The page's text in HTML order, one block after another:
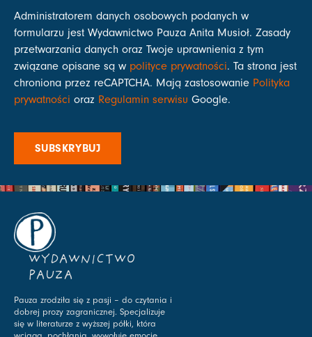
Administratorem danych osobowych podanych w
formularzu jest Wydawnictwo Pauza Anita Musioł. Zasady
przetwarzania danych oraz Twoje uprawnienia z tym
związane opisane są w polityce prywatności. Ta strona jest
chroniona przez reCAPTCHA. Mają zastosowanie Polityka
prywatności oraz Regulamin serwisu Google.
SUBSKRYBUJ
WYDAWNICTWO
PAUZA
Pauza zrodziła się z pasji – do czytania i
dobrej prozy zagranicznej. Specjalizuje
się w literaturze z wyższej półki, która